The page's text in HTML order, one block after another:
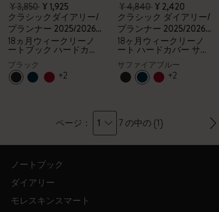
¥ 3,850¥ 1,925
クラシックダイアリー/
プランナー 2025/2026,
ポケット
18ヵ月ウィークリーノ
ートブック ハードカバ
ー ブラック
ブラック
+2
¥ 4,840¥ 2,420
クラシック ダイアリー/
プランナー 2025/2026
ラージ
18ヶ月ウィークリーノ
ート ハードカバー サフ
ァイアブルー
サファイアブルー
+2
ページ： 1 7 の中の {1}
ノートブック
ダイアリー
モレスキンスマート